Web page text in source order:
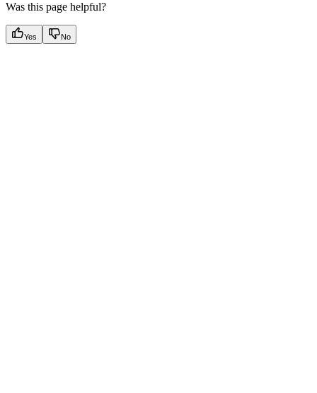
Was this page helpful?
Yes No